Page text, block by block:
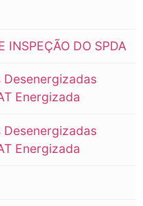
INSPEÇÃO DO SPDA
Desenergizadas
Energizada
Desenergizadas
Energizada